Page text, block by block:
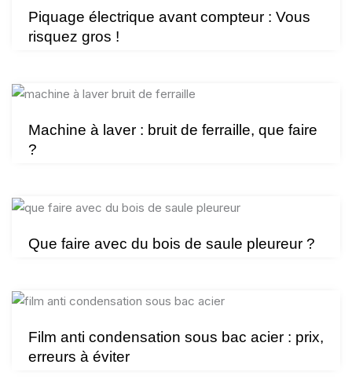
Piquage électrique avant compteur : Vous
risquez gros !
Machine à laver : bruit de ferraille, que faire
?
Que faire avec du bois de saule pleureur ?
Film anti condensation sous bac acier : prix,
erreurs à éviter